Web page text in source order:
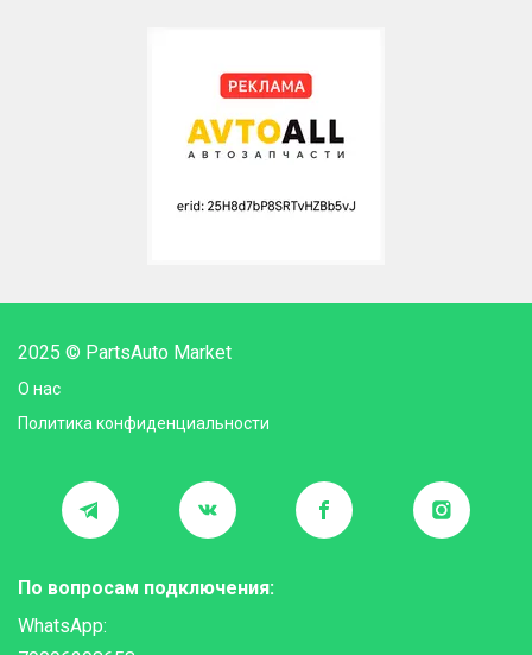
2025 © PartsAuto Market
О нас
Политика конфиденциальности
По вопросам подключения:
WhatsApp: